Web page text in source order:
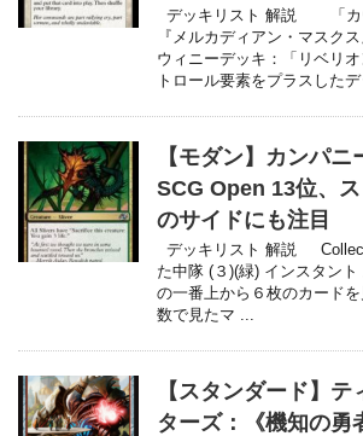
デッキリスト 解説 「カ
『メルカディアン・マスク
ウィニーデッキ：「リベリ
トロール要素をプラスした
【モダン】カンパニ
SCG Open 13位、
のサイドにも注目
デッキリスト 解説
た中隊 (３)(緑) インスタン
の一番上から６枚のカード
数で見たマ ...
【スタンダード】
ターズ：《機知の勇